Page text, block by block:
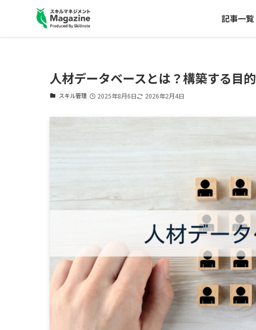
記事一覧
人材データベースとは？構築する目
スキル管理 2025年8月6日 2026年2月4日